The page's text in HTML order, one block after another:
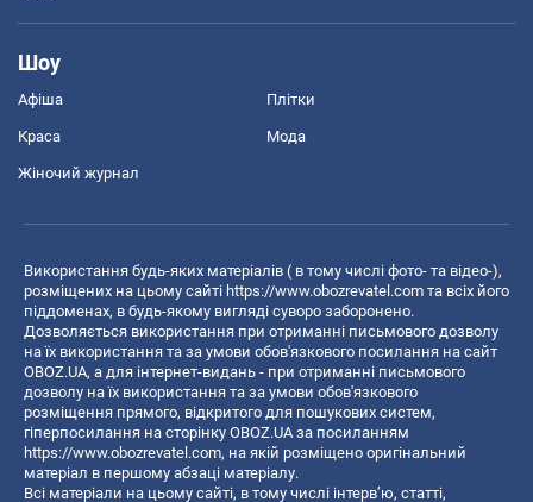
Шоу
Афіша Плітки
Краса Мода
Жіночий журнал
Використання будь-яких матеріалів ( в тому числі фото- та відео-),
розміщених на цьому сайті https://www.obozrevatel.com та всіх його
піддоменах, в будь-якому вигляді суворо заборонено.
Дозволяється використання при отриманні письмового дозволу
на їх використання та за умови обов'язкового посилання на сайт
OBOZ.UA, а для інтернет-видань - при отриманні письмового
дозволу на їх використання та за умови обов'язкового
розміщення прямого, відкритого для пошукових систем,
гіперпосилання на сторінку OBOZ.UA за посиланням
https://www.obozrevatel.com, на якій розміщено оригінальний
матеріал в першому абзаці матеріалу.
Всі матеріали на цьому сайті, в тому числі інтерв’ю, статті,